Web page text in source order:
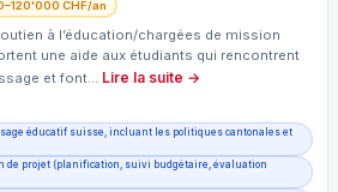
CHF/an
à l’éducation/chargées de mission
une aide aux étudiants qui rencontrent
et font… Lire la suite →
éducatif suisse, incluant les politiques cantonales et
de projet (planification, suivi budgétaire, évaluation